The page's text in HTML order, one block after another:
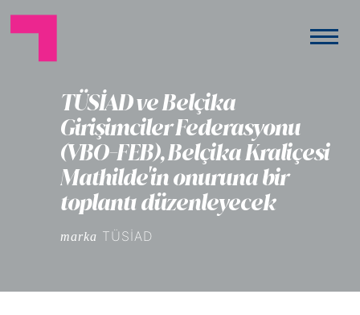
TÜSİAD ve Belçika
Girişimciler Federasyonu
(VBO-FEB), Belçika Kraliçesi
Mathilde'in onuruna bir
toplantı düzenleyecek
marka TÜSİAD